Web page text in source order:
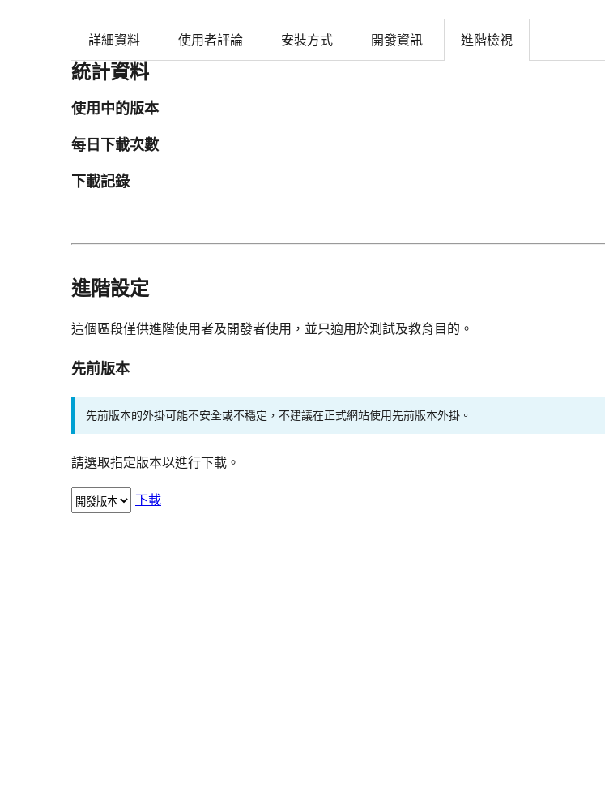
詳細資料 使用者評論 安裝方式 開發資訊 進階檢視
統計資料
使用中的版本
每日下載次數
下載記錄
進階設定
這個區段僅供進階使用者及開發者使用，並只適用於測試及教育目的。
先前版本
先前版本的外掛可能不安全或不穩定，不建議在正式網站使用先前版本外掛。
請選取指定版本以進行下載。
下載